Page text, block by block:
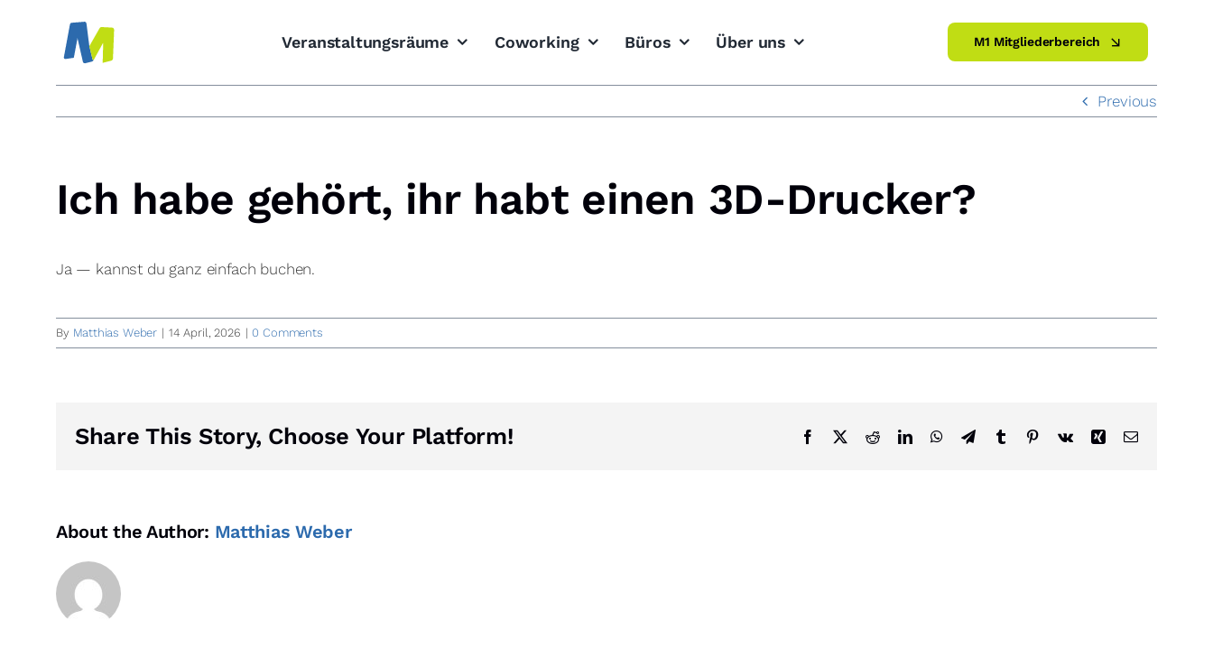
Veranstaltungsräume Coworking Büros Über uns M1 Mitgliederbereich
Previous
Ich habe gehört, ihr habt einen 3D-Drucker?
Ja — kannst du ganz einfach buchen.
By Matthias Weber | 14 April, 2026 | 0 Comments
Share This Story, Choose Your Platform! Facebook RedditLinkedInWhatsApp
TelegramTumblr PinterestVk Xing Email
About the Author: Matthias Weber